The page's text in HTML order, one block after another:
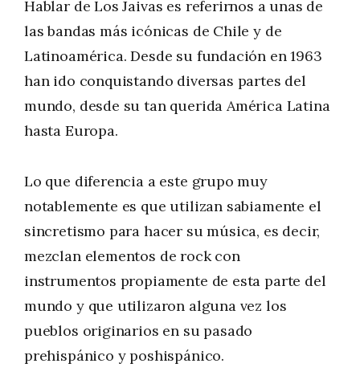
Hablar de Los Jaivas es referirnos a unas de
las bandas más icónicas de Chile y de
Latinoamérica. Desde su fundación en 1963
han ido conquistando diversas partes del
mundo, desde su tan querida América Latina
hasta Europa.
Lo que diferencia a este grupo muy
notablemente es que utilizan sabiamente el
sincretismo para hacer su música, es decir,
mezclan elementos de rock con
instrumentos propiamente de esta parte del
mundo y que utilizaron alguna vez los
pueblos originarios en su pasado
prehispánico y poshispánico.